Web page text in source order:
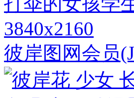
3840x2160
彼岸图网会员